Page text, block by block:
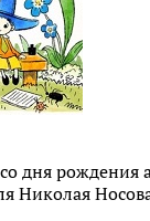
дня
Николая